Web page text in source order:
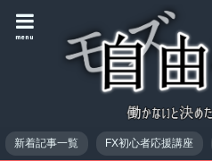
menu
新着記事一覧 FX初心者応援講座